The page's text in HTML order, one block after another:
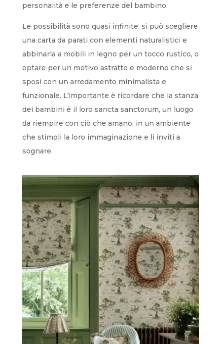
personalità e le preferenze del bambino.
Le possibilità sono quasi infinite: si può scegliere
una carta da parati con elementi naturalistici e
abbinarla a mobili in legno per un tocco rustico, o
optare per un motivo astratto e moderno che si
sposi con un arredamento minimalista e
funzionale. L’importante è ricordare che la stanza
dei bambini è il loro sancta sanctorum, un luogo
da riempire con ciò che amano, in un ambiente
che stimoli la loro immaginazione e li inviti a
sognare.